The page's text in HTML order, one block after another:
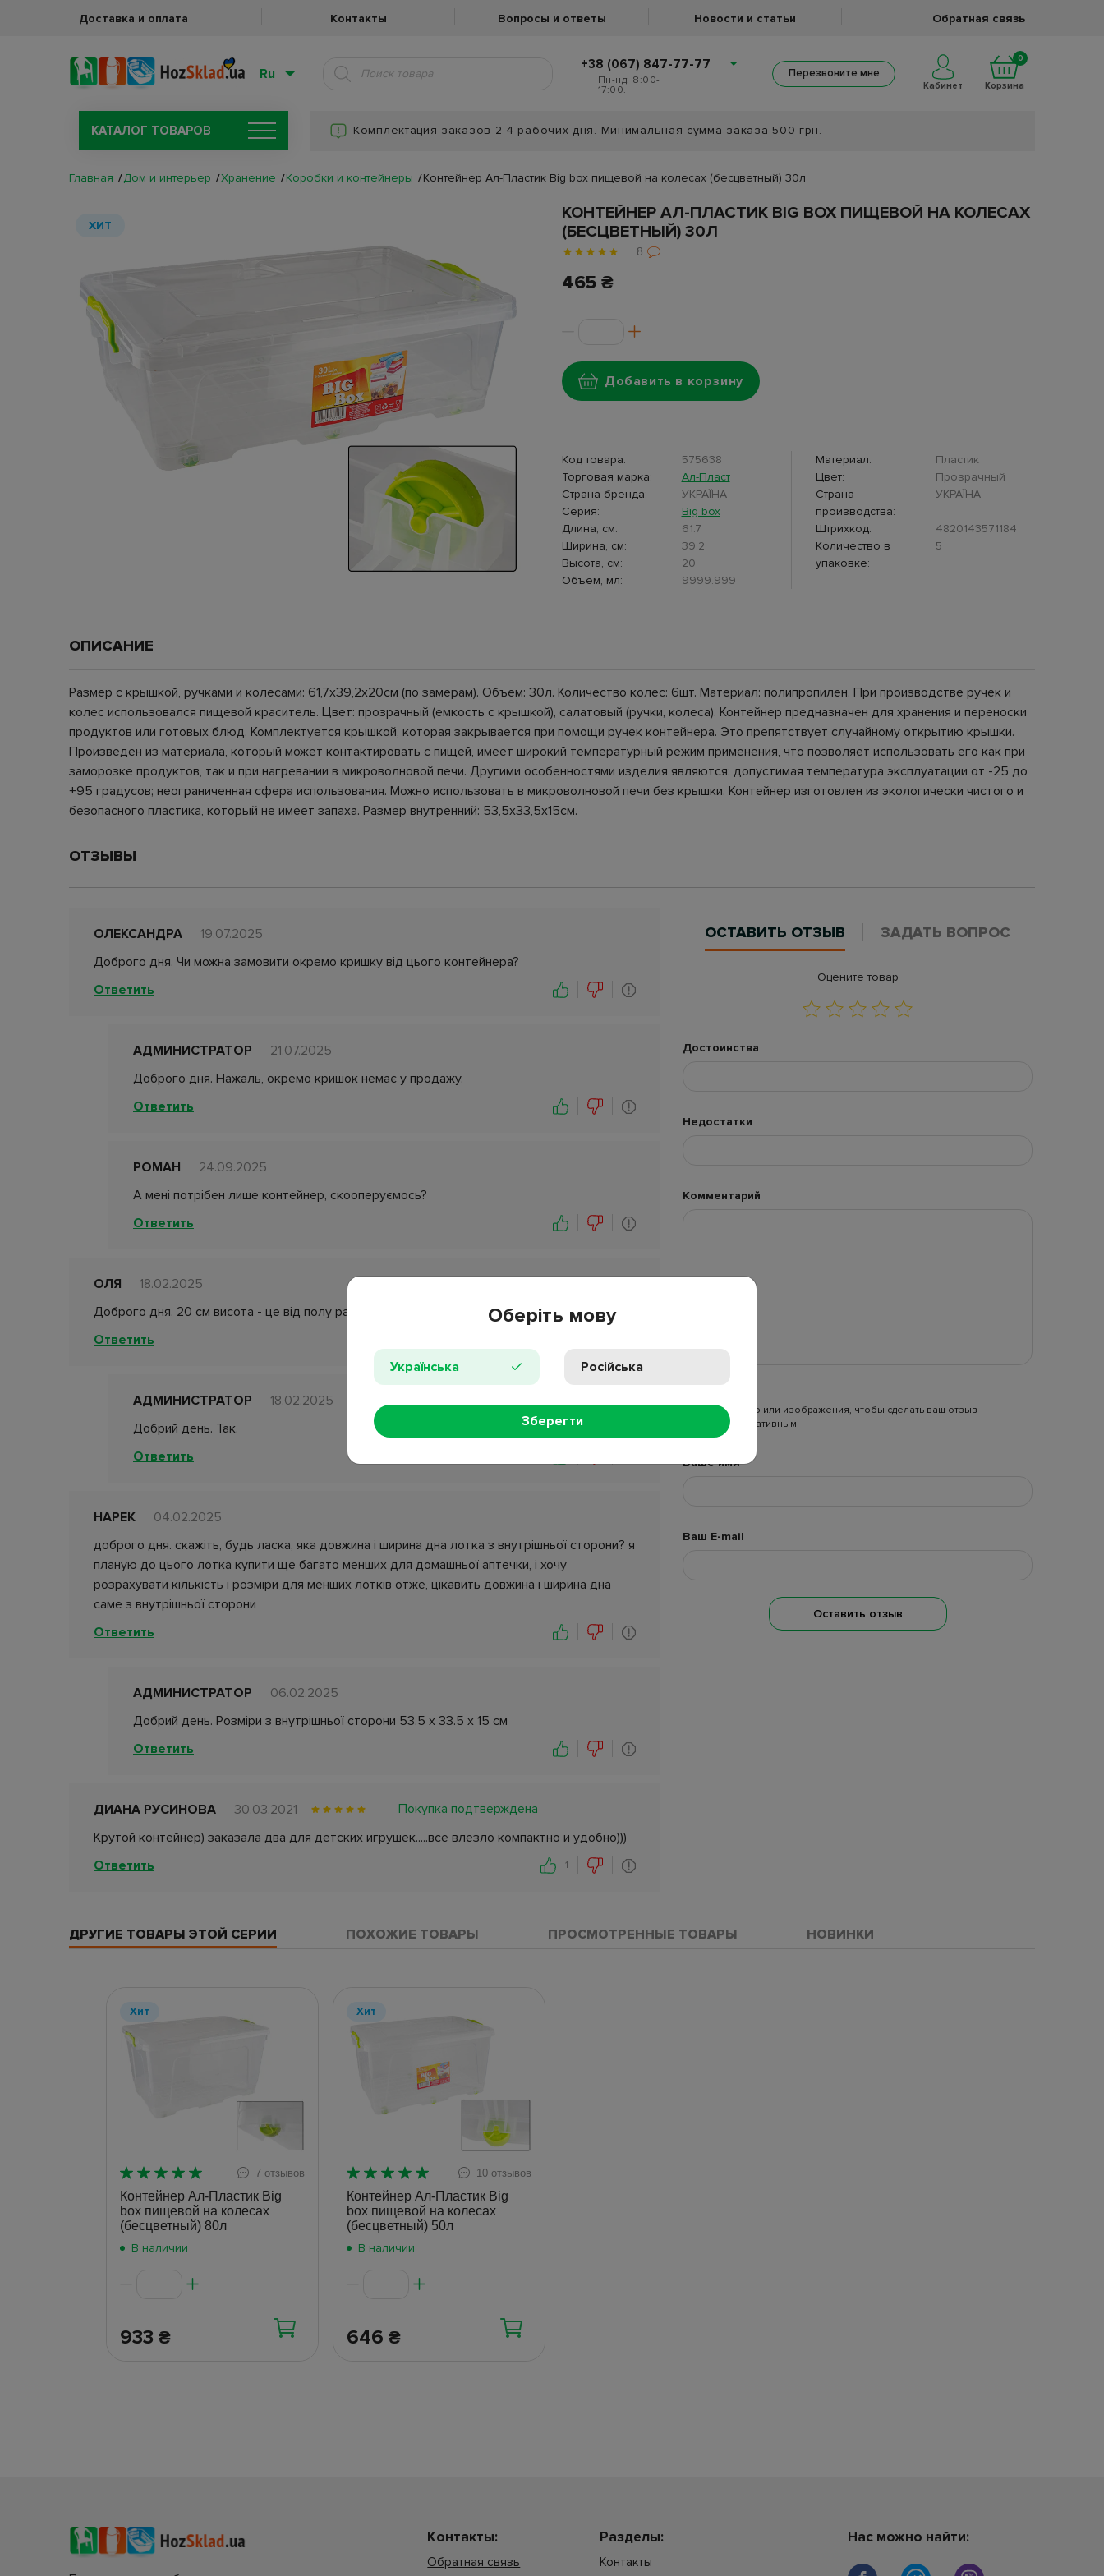
Доставка и оплата Контакты Вопросы и ответы Новости и статьи Обратная связь
Ru
+38 (067) 847-77-77
Пн-нд: 8:00-
17:00.
Перезвоните мне
Кабинет
0
Корзина
КАТАЛОГ ТОВАРОВ Комплектация заказов 2-4 рабочих дня. Минимальная сумма заказа 500 грн.
Главная Дом и интерьер Хранение Коробки и контейнеры Контейнер Ал-Пластик Big box пищевой на колесах (бесцветный) 30л
ХИТ
КОНТЕЙНЕР АЛ-ПЛАСТИК BIG BOX ПИЩЕВОЙ НА КОЛЕСАХ
(БЕСЦВЕТНЫЙ) 30Л
8
465 ₴
Добавить в корзину
Код товара:
575638
Торговая марка:
Ал-Пласт
Страна бренда:
УКРАЇНА
Серия:
Big box
Длина, см:
61.7
Ширина, см:
39.2
Высота, см:
20
Объем, мл:
9999.999
Материал:
Пластик
Цвет:
Прозрачный
Страна
производства:
УКРАЇНА
Штрихкод:
4820143571184
Количество в
упаковке:
5
ОПИСАНИЕ
Размер с крышкой, ручками и колесами: 61,7х39,2х20см (по замерам). Объем: 30л. Количество колес: 6шт. Материал: полипропилен. При производстве ручек и
колес использовался пищевой краситель. Цвет: прозрачный (емкость с крышкой), салатовый (ручки, колеса). Контейнер предназначен для хранения и переноски
продуктов или готовых блюд. Комплектуется крышкой, которая закрывается при помощи ручек контейнера. Это препятствует случайному открытию крышки.
Произведен из материала, который может контактировать с пищей, имеет широкий температурный режим применения, что позволяет использовать его как при
заморозке продуктов, так и при нагревании в микроволновой печи. Другими особенностями изделия являются: допустимая температура эксплуатации от -25 до
+95 градусов; неограниченная сфера использования. Можно использовать в микроволновой печи без крышки. Контейнер изготовлен из экологически чистого и
безопасного пластика, который не имеет запаха. Размер внутренний: 53,5х33,5х15см.
ОТЗЫВЫ
ОЛЕКСАНДРА
19.07.2025
Доброго дня. Чи можна замовити окремо кришку від цього контейнера?
Ответить
АДМИНИСТРАТОР
21.07.2025
Доброго дня. Нажаль, окремо кришок немає у продажу.
Ответить
РОМАН
24.09.2025
А мені потрібен лише контейнер, скооперуємось?
Ответить
ОЛЯ
18.02.2025
Доброго дня. 20 см висота - це від полу разом з колесиками?
Ответить
АДМИНИСТРАТОР
18.02.2025
Добрий день. Так.
Ответить
НАРЕК
04.02.2025
доброго дня. скажіть, будь ласка, яка довжина і ширина дна лотка з внутрішньої сторони? я
планую до цього лотка купити ще багато менших для домашньої аптечки, і хочу
розрахувати кількість і розміри для менших лотків отже, цікавить довжина і ширина дна
саме з внутрішньої сторони
Ответить
АДМИНИСТРАТОР
06.02.2025
Добрий день. Розміри з внутрішньої сторони 53.5 х 33.5 х 15 см
Ответить
ДИАНА РУСИНОВА 30.03.2021
Покупка подтверждена
Крутой контейнер) заказала два для детских игрушек.....все влезло компактно и удобно)))
Ответить
1
ОСТАВИТЬ ОТЗЫВ ЗАДАТЬ ВОПРОС
Оцените товар
Достоинства
Недостатки
Комментарий
Добавьте видео или изображения, чтобы сделать ваш отзыв
более информативным
Ваше имя
Ваш E-mail
Оставить отзыв
ДРУГИЕ ТОВАРЫ ЭТОЙ СЕРИИ ПОХОЖИЕ ТОВАРЫ ПРОСМОТРЕННЫЕ ТОВАРЫ НОВИНКИ
Хит
7 отзывов
Контейнер Ал-Пластик Big
box пищевой на колесах
(бесцветный) 80л
В наличии
933 ₴
Хит
10 отзывов
Контейнер Ал-Пластик Big
box пищевой на колесах
(бесцветный) 50л
В наличии
646 ₴
Оберіть мову
Українська Російська
Зберегти
Контакты:
Обратная связь
Разделы:
Контакты
Нас можно найти: